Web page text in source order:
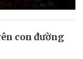
con đường